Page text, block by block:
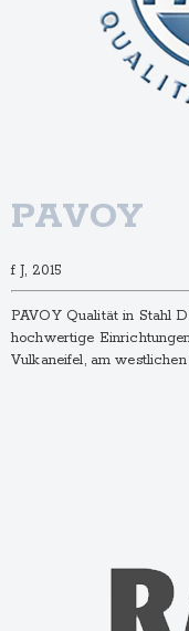
PAVOY
f J, 2015
PAVOY Qualität in Stahl
hochwertige
Vulkaneifel, am